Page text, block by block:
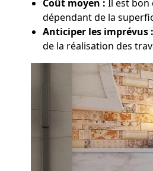
Coût moyen : Il est bon
dépendant de la
Anticiper les imprévus :
de la réalisation des